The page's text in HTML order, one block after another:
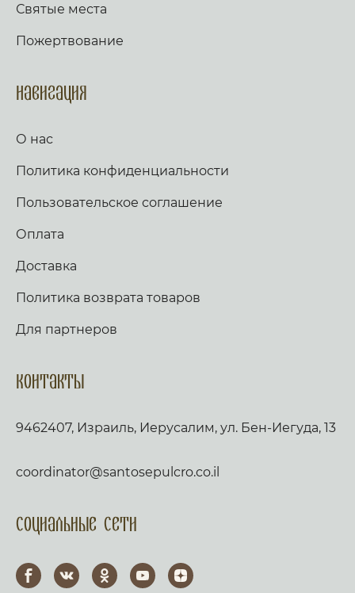
Благодатным огнем.
товаров, освященных на камне Миропомазания.
Святые места
Пожертвование
Навигация
О нас
Политика конфиденциальности
Пользовательское соглашение
Оплата
Доставка
Политика возврата товаров
Для партнеров
Контакты
9462407, Израиль, Иерусалим, ул. Бен-Иегуда, 13
coordinator@santosepulcro.co.il
Социальные сети